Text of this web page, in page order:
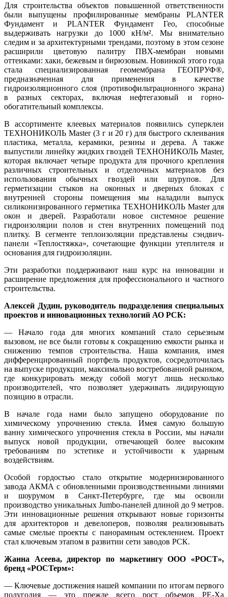
Для строительства объектов повышенной ответственности
были выпущены профилированные мембраны PLANTER
Фундамент и PLANTER Фундамент Гео, способные
выдерживать нагрузки до 1000 кН/м². Мы внимательно
следим и за архитектурными трендами, поэтому в этом сезоне
расширили цветовую палитру ПВХ-мембран новыми
оттенками: хаки, бежевым и бирюзовым. Новинкой этого года
стала специализированная геомембрана ГЕОПРУФ®,
предназначенная для применения в качестве
гидроизоляционного слоя (противофильтрационного экрана)
в разных секторах, включая нефтегазовый и горно-
обогатительный комплексы.
В ассортименте клеевых материалов появились суперклеи
ТЕХНОНИКОЛЬ Master (3 г и 20 г) для быстрого склеивания
пластика, металла, керамики, резины и дерева. А также
выпустили линейку жидких гвоздей ТЕХНОНИКОЛЬ Master,
которая включает четыре продукта для прочного крепления
различных строительных и отделочных материалов без
использования обычных гвоздей или шурупов. Для
герметизации стыков на оконных и дверных блоках с
внутренней стороны помещения мы наладили выпуск
силиконизированного герметика ТЕХНОНИКОЛЬ Master для
окон и дверей. Разработали новое системное решение
гидроизоляции полов и стен внутренних помещений под
плитку. В сегменте теплоизоляции представлены сэндвич-
панели «Теплостяжка», сочетающие функции утеплителя и
основания для гидроизоляции.
Эти разработки поддерживают наш курс на инновации и
расширение предложения для профессионального и частного
строительства.
Алексей Дудин, руководитель подразделения специальных
проектов и инновационных технологий АО РСК:
— Начало года для многих компаний стало серьезным
вызовом, не все были готовы к сокращению емкости рынка и
снижению темпов строительства. Наша компания, имея
дифференцированный портфель продуктов, сосредоточилась
на выпуске продукции, максимально востребованной рынком,
где конкурировать между собой могут лишь несколько
производителей, что позволяет удерживать лидирующую
позицию в отрасли.
В начале года нами было запущено оборудование по
химическому упрочнению стекла. Имея самую большую
ванну химического упрочнения стекла в России, мы начали
выпуск новой продукции, отвечающей более высоким
требованиям по эстетике и устойчивости к ударным
воздействиям.
Особой гордостью стало открытие модернизированного
завода АКМА c обновленными производственными линиями
и шоурумом в Санкт-Петербурге, где мы освоили
производство уникальных Jumbo-панелей длиной до 9 метров.
Эти инновационные решения открывают новые горизонты
для архитекторов и девелоперов, позволяя реализовывать
самые смелые проекты с панорамным остеклением. Проект
стал ключевым этапом в развитии сети заводов РСК.
Жанна Асеева, директор по маркетингу ООО «РОСТ»,
бренд «РОСТерм»:
— Ключевые достижения нашей компании по итогам первого
полугодия — это прежде всего рост объемов PE-Xa